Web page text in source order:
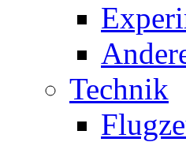
Technik